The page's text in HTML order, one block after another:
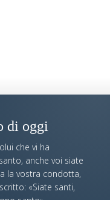
di oggi
che vi ha
anche voi siate
la vostra condotta,
«Siate santi,